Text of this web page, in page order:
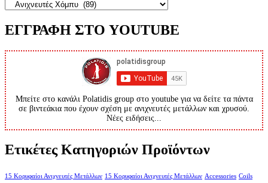
ΕΓΓΡΑΦΗ ΣΤΟ YOUTUBE
Μπείτε στο κανάλι Polatidis group στο youtube για να δείτε τα πάντα
σε βιντεάκια που έχουν σχέση με ανιχνευτές μετάλλων και χρυσού.
Νέες ειδήσεις...
Ετικέτες Κατηγοριών Προϊόντων
15 Κορυφαίοι Ανιχνευτές Μετάλλων 15 Κορυφαίοι Ανιχνευτές Μετάλλων Accessories Coils